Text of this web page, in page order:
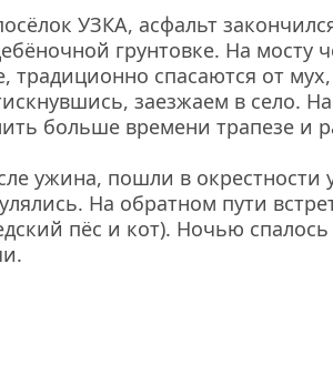
УЗКА, асфальт
грунтовке. На мосту
традиционно спасаются от
заезжаем в село.
больше времени трапезе и
ужина, пошли в
На обратном пути
пёс и кот). Ночью